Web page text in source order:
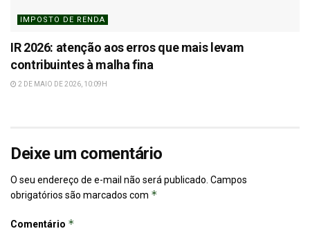
IMPOSTO DE RENDA
IR 2026: atenção aos erros que mais levam
contribuintes à malha fina
2 DE MAIO DE 2026, 10:09H
Deixe um comentário
O seu endereço de e-mail não será publicado. Campos
obrigatórios são marcados com *
Comentário *